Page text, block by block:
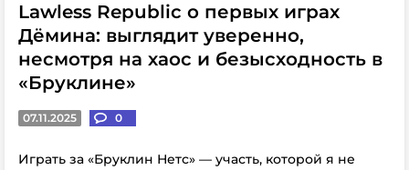
Lawless Republic о первых играх
Дёмина: выглядит уверенно,
несмотря на хаос и безысходность в
«Бруклине»
07.11.2025 0
Играть за «Бруклин Нетс» — участь, которой я не